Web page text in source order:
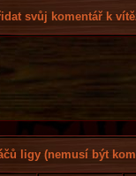
svůj komentář k
ligy (nemusí být